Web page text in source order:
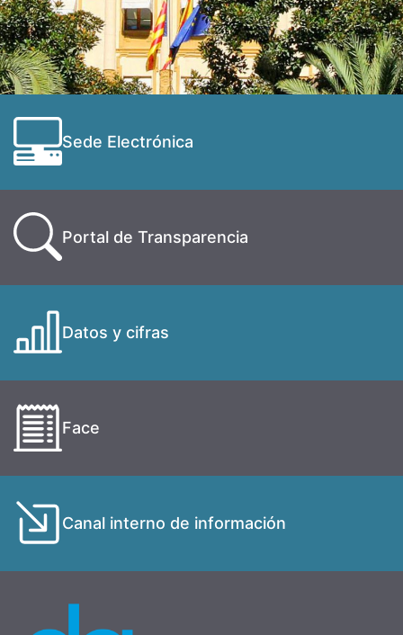
Sede Electrónica
Portal de Transparencia
Datos y cifras
Face
Canal interno de información